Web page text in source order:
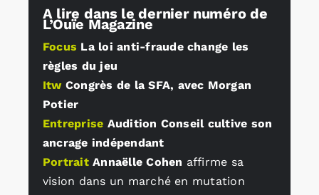
Annonces emploi
A lire dans le dernier numéro de
L’Ouïe Magazine
Focus La loi anti-fraude change les
règles du jeu
Itw Congrès de la SFA, avec Morgan
Potier
Entreprise Audition Conseil cultive son
ancrage indépendant
Portrait Annaëlle Cohen affirme sa
vision dans un marché en mutation